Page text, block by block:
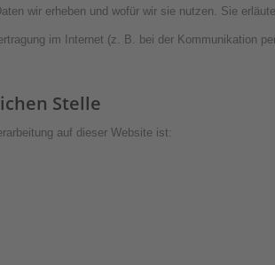
wir erheben und wofür wir sie nutzen. Sie
im Internet (z. B. bei der Kommunikation
Stelle
auf dieser Website ist: